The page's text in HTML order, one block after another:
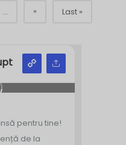
... » Last »
pentru tine!
de la